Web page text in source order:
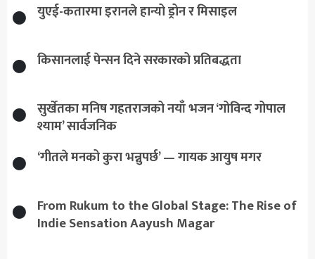
युएई-कतारमा इरानले हान्यो ड्रोन र मिसाइल
किसानलाई पेन्सन दिने सरकारको प्रतिबद्धता
सुर्खेतका मनिष गहतराजको नयाँ भजन ‘गोविन्द गोपाल
श्याम’ सार्वजनिक
‘गीतले मनको कुरा भन्नुपर्छ’ — गायक आयुष मगर
From Rukum to the Global Stage: The Rise of
Indie Sensation Aayush Magar